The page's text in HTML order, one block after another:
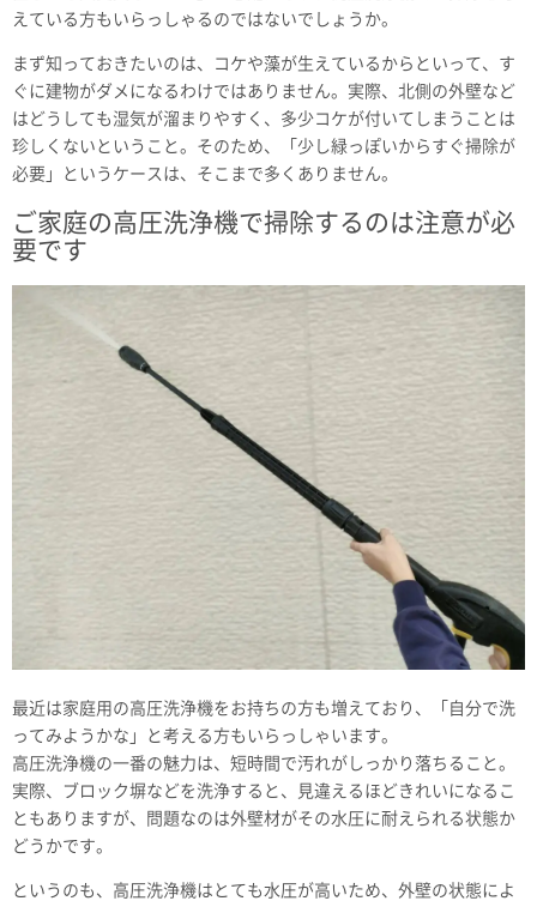
えている方もいらっしゃるのではないでしょうか。
まず知っておきたいのは、コケや藻が生えているからといって、す
ぐに建物がダメになるわけではありません。実際、北側の外壁など
はどうしても湿気が溜まりやすく、多少コケが付いてしまうことは
珍しくないということ。そのため、「少し緑っぽいからすぐ掃除が
必要」というケースは、そこまで多くありません。
ご家庭の高圧洗浄機で掃除するのは注意が必
要です
最近は家庭用の高圧洗浄機をお持ちの方も増えており、「自分で洗
ってみようかな」と考える方もいらっしゃいます。
高圧洗浄機の一番の魅力は、短時間で汚れがしっかり落ちること。
実際、ブロック塀などを洗浄すると、見違えるほどきれいになるこ
ともありますが、問題なのは外壁材がその水圧に耐えられる状態か
どうかです。
というのも、高圧洗浄機はとても水圧が高いため、外壁の状態によ